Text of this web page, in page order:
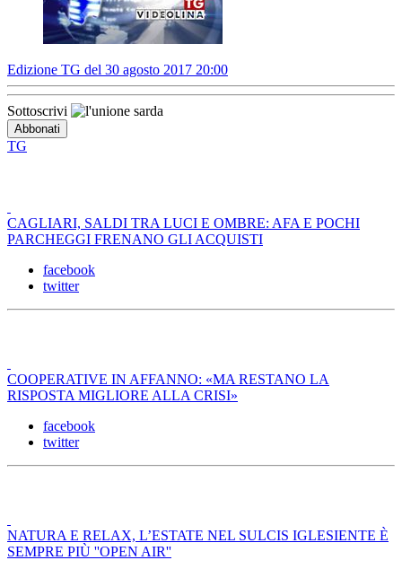
Edizione TG del 30 agosto 2017 20:00
Sottoscrivi
TG
CAGLIARI, SALDI TRA LUCI E OMBRE: AFA E POCHI
PARCHEGGI FRENANO GLI ACQUISTI
facebook
twitter
COOPERATIVE IN AFFANNO: «MA RESTANO LA
RISPOSTA MIGLIORE ALLA CRISI»
facebook
twitter
NATURA E RELAX, L’ESTATE NEL SULCIS IGLESIENTE È
SEMPRE PIÙ ''OPEN AIR''